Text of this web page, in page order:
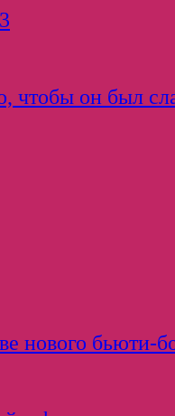
чтобы он был
нового бьюти-